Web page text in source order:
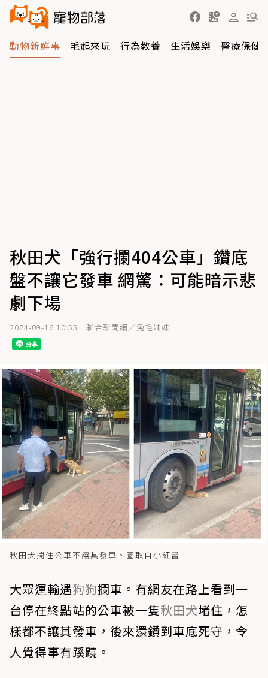
動物新鮮事 毛起來玩 行為教養 生活娛樂 醫療保健
秋田犬「強行攔404公車」鑽底
盤不讓它發車 網驚：可能暗示悲
劇下場
2024-09-16 10:55 聯合新聞網／兔毛妹妹
秋田犬攔住公車不讓其發車。圖取自小紅書
大眾運輸遇狗狗攔車。有網友在路上看到一
台停在終點站的公車被一隻秋田犬堵住，怎
樣都不讓其發車，後來還鑽到車底死守，令
人覺得事有蹊蹺。